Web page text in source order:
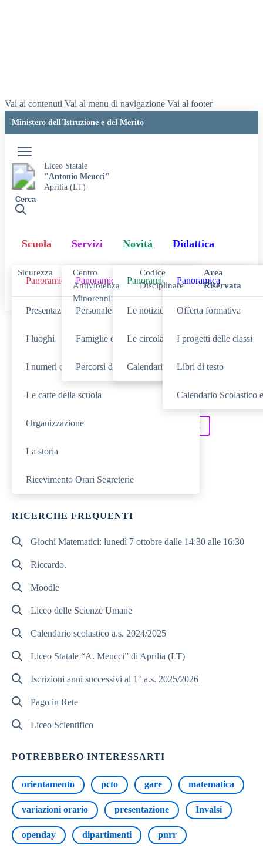
Vai ai contenuti Vai al menu di navigazione Vai al footer
Ministero dell'Istruzione e del Merito
Liceo Statale
"Antonio Meucci"
Aprilia (LT)
Cerca
Scuola
Panoramica
Presentazione
I luoghi
I numeri della scuola
Le carte della scuola
Organizzazione
La storia
Ricevimento Orari Segreterie
Servizi
Panoramica
Personale scolastico
Famiglie e studenti
Percorsi di studio
Novità
Panoramica
Le notizie
Le circolari
Calendario eventi
Didattica
Panoramica
Offerta formativa
I progetti delle classi
Libri di testo
Calendario Scolastico
Sicurezza
Centro
Antiviolenza
Minorenni
Codice
Disciplinare
Area
Riservata
Cerca nella sezioneSCUOLA
Cerca tra leNOVITÀ
Cerca nella
Cerca inTUTTO IL SITO
RICERCHE FREQUENTI
Giochi Matematici: lunedì 7 ottobre dalle 14:30 alle 16:30
Riccardo.
Moodle
Liceo delle Scienze Umane
Calendario scolastico a.s. 2024/2025
Liceo Statale “A. Meucci” di Aprilia (LT)
Iscrizioni anni successivi al 1° a.s. 2025/2026
Pago in Rete
Liceo Scientifico
POTREBBERO INTERESSARTI
orientamento pcto gare matematica
variazioni orario presentazione Invalsi
openday dipartimenti pnrr